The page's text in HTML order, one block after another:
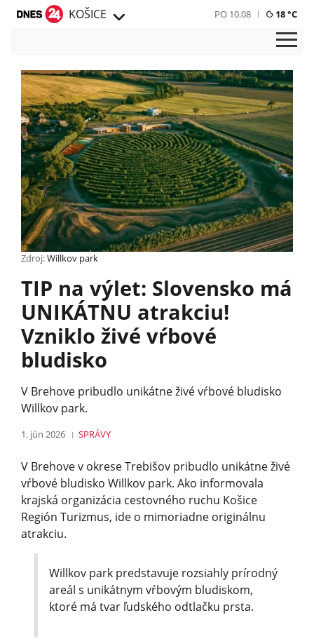
KOŠICE PO 10.08 18 °C
Zdroj:Willkov park
TIP na výlet: Slovensko má
UNIKÁTNU atrakciu!
Vzniklo živé vŕbové
bludisko
V Brehove pribudlo unikátne živé vŕbové bludisko
Willkov park.
1. jún 2026 SPRÁVY
V Brehove v okrese Trebišov pribudlo unikátne živé
vŕbové bludisko Willkov park. Ako informovala
krajská organizácia cestovného ruchu Košice
Región Turizmus, ide o mimoriadne originálnu
atrakciu.
Willkov park predstavuje rozsiahly prírodný
areál s unikátnym vŕbovým bludiskom,
ktoré má tvar ľudského odtlačku prsta.